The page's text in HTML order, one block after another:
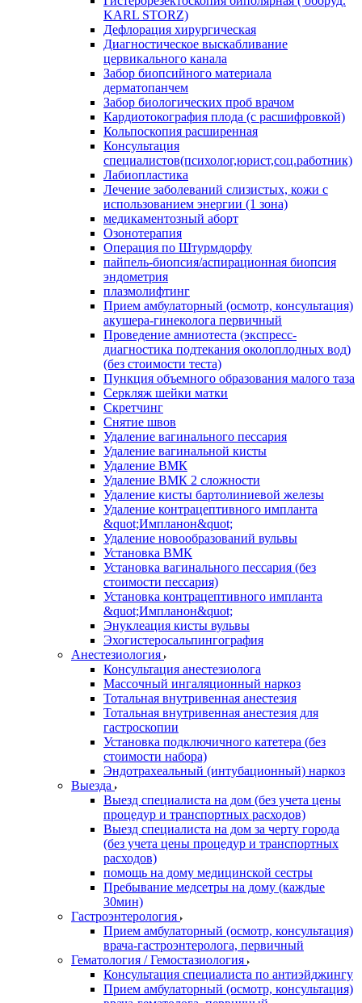
KARL STORZ)
Дефлорация хирургическая
Диагностическое выскабливание
цервикального канала
Забор биопсийного материала
дерматопанчем
Забор биологических проб врачом
Кардиотокография плода (с расшифровкой)
Кольпоскопия расширенная
Консультация
специалистов(психолог,юрист,соц.работник)
Лабиопластика
Лечение заболеваний слизистых, кожи с
использованием энергии (1 зона)
медикаментозный аборт
Озонотерапия
Операция по Штурмдорфу
пайпель-биопсия/аспирационная биопсия
эндометрия
плазмолифтинг
Прием амбулаторный (осмотр, консультация)
акушера-гинеколога первичный
Проведение амниотеста (экспресс-
диагностика подтекания околоплодных вод)
(без стоимости теста)
Пункция объемного образования малого таза
Серкляж шейки матки
Скретчинг
Снятие швов
Удаление вагинального пессария
Удаление вагинальной кисты
Удаление ВМК
Удаление ВМК 2 сложности
Удаление кисты бартолиниевой железы
Удаление контрацептивного импланта
&quot;Импланон&quot;
Удаление новообразований вульвы
Установка ВМК
Установка вагинального пессария (без
стоимости пессария)
Установка контрацептивного импланта
&quot;Импланон&quot;
Энуклеация кисты вульвы
Эхогистеросальпингография
Анестезиология
Консультация анестезиолога
Массочный ингаляционный наркоз
Тотальная внутривенная анестезия
Тотальная внутривенная анестезия для
гастроскопии
Установка подключичного катетера (без
стоимости набора)
Эндотрахеальный (интубационный) наркоз
Выезда
Выезд специалиста на дом (без учета цены
процедур и транспортных расходов)
Выезд специалиста на дом за черту города
(без учета цены процедур и транспортных
расходов)
помощь на дому медицинской сестры
Пребывание медсетры на дому (каждые
30мин)
Гастроэнтерология
Прием амбулаторный (осмотр, консультация)
врача-гастроэнтеролога, первичный
Гематология / Гемостазиология
Консультация специалиста по антиэйджингу
Прием амбулаторный (осмотр, консультация)